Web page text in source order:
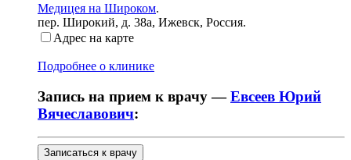
Медицея на Широком.
пер. Широкий, д. 38а, Ижевск, Россия.
Адрес на карте
Подробнее о клинике
Запись на прием к врачу —Евсеев Юрий
Вячеславович:
Записаться к врачу